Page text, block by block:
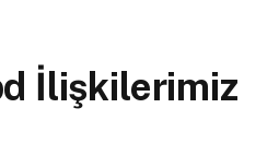
İlişkilerimiz